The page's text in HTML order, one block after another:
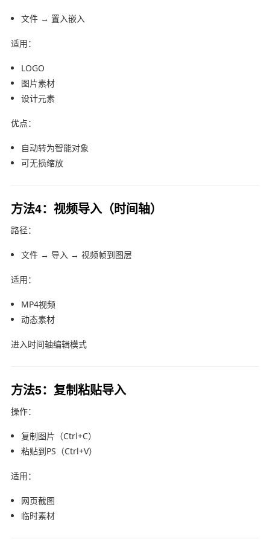
文件 → 置入嵌入
适用：
LOGO
图片素材
设计元素
优点：
自动转为智能对象
可无损缩放
方法4：视频导入（时间轴）
路径：
文件 → 导入 → 视频帧到图层
适用：
MP4视频
动态素材
进入时间轴编辑模式
方法5：复制粘贴导入
操作：
复制图片（Ctrl+C）
粘贴到PS（Ctrl+V）
适用：
网页截图
临时素材